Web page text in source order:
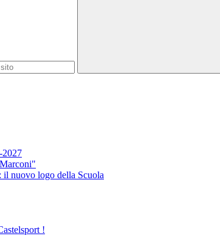
2027
nuovo logo della Scuola
!